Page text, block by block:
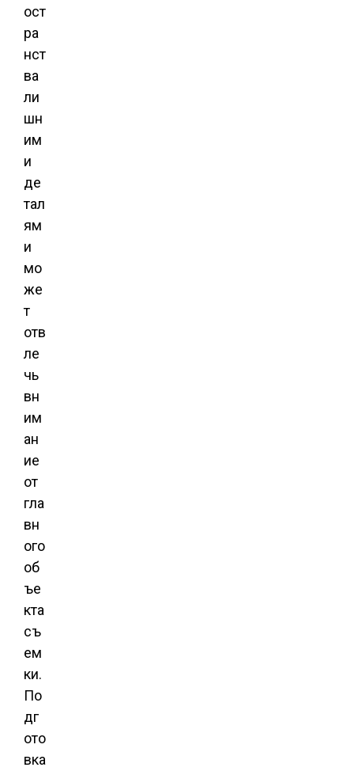
ост
ра
нст
ва
ли
шн
им
и
де
тал
ям
и
мо
же
т
отв
ле
чь
вн
им
ан
ие
от
гла
вн
ого
об
ъе
кта
съ
ем
ки.
По
дг
ото
вка